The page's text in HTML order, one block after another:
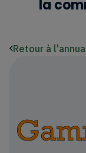
la
Retour à